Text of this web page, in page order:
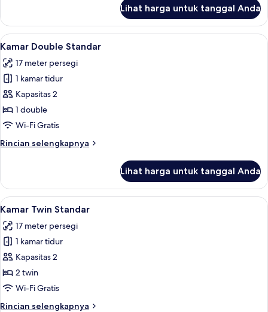
Kamar
Single
Standar
Lihat harga untuk tanggal Anda
Lihat
semua
foto
untuk
Kamar
Double
Standar
Kamar Double Standar | Seprai
6
Kamar Double Standar
17 meter persegi
1 kamar tidur
Kapasitas 2
1 double
Wi-Fi Gratis
Rincian selengkapnya
Rincian
Kamar
Double
Standar
Lihat harga untuk tanggal Anda
Lihat
semua
foto
untuk
Kamar
Twin
Standar
Kamar Twin Standar | Seprai
7
Kamar Twin Standar
17 meter persegi
1 kamar tidur
Kapasitas 2
2 twin
Wi-Fi Gratis
Rincian selengkapnya
Rincian